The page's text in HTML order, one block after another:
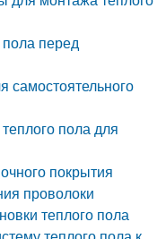
пола перед
самостоятельного
пола для
покрытия
проволоки
теплого пола